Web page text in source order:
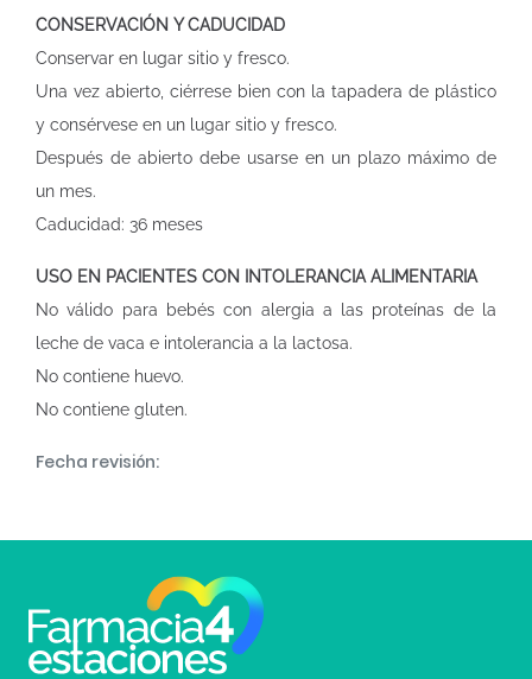
CONSERVACIÓN Y CADUCIDAD
Conservar en lugar sitio y fresco.
Una vez abierto, ciérrese bien con la tapadera de plástico
y consérvese en un lugar sitio y fresco.
Después de abierto debe usarse en un plazo máximo de
un mes.
Caducidad: 36 meses
USO EN PACIENTES CON INTOLERANCIA ALIMENTARIA
No válido para bebés con alergia a las proteínas de la
leche de vaca e intolerancia a la lactosa.
No contiene huevo.
No contiene gluten.
Fecha revisión: